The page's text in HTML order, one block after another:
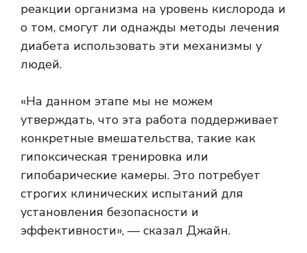
реакции организма на уровень кислорода и
о том, смогут ли однажды методы лечения
диабета использовать эти механизмы у
людей.
«На данном этапе мы не можем
утверждать, что эта работа поддерживает
конкретные вмешательства, такие как
гипоксическая тренировка или
гипобарические камеры. Это потребует
строгих клинических испытаний для
установления безопасности и
эффективности», — сказал Джайн.